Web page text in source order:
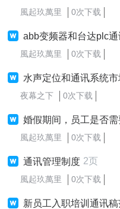
風起玖萬里 0次下载
abb变频器和台达plc
風起玖萬里 0次下载
水声定位和通讯系统市场分析：预
夜幕之下 0次下载
婚假期间，员工是否
風起玖萬里 0次下载
通讯管理制度 2页
風起玖萬里 0次下载
新员工入职培训通讯稿